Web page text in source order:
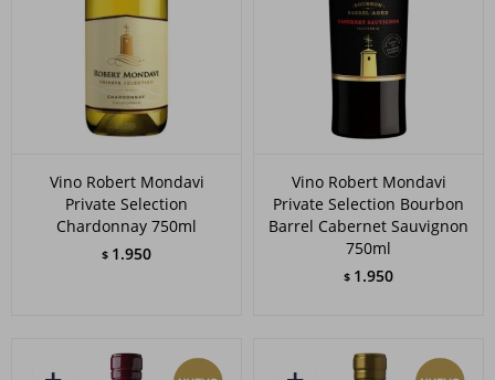
Vino Robert Mondavi
Private Selection
Chardonnay 750ml
$ 1.950
Vino Robert Mondavi
Private Selection Bourbon
Barrel Cabernet Sauvignon
750ml
$ 1.950